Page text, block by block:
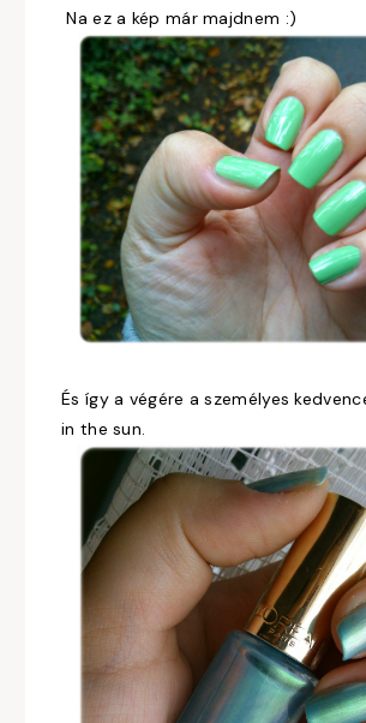
Na ez a kép már majdnem :)
És így a végére a személyes
in the sun.